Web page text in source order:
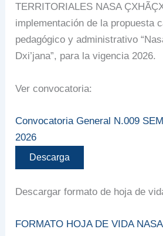
TERRITORIALES NASA
implementación de la propuesta
pedagógico y administrativo
Dxi’jana”, para la vigencia 2026.
Ver convocatoria:
Convocatoria General N.009
2026
Descarga
Descargar formato de hoja de
FORMATO HOJA DE VIDA NASA